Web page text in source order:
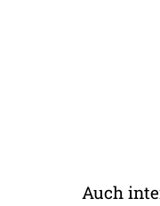
Auch